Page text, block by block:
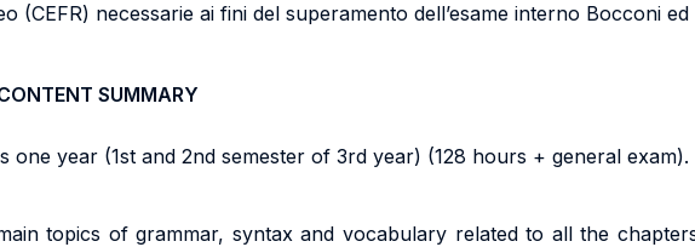
(CEFR) necessarie ai fini del superamento dell’esame interno Bocconi
SUMMARY
one year (1st and 2nd semester of 3rd year) (128 hours + general exam).
topics of grammar, syntax and vocabulary related to all the